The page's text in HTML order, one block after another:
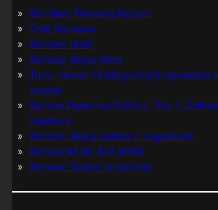
Bat-Man: Pierwszy Rycerz
Grób Batmana
Batman: Hush
Batman: Wojna Cieni
Tuzy Jokera: 13 klasycznych opowieści
klaunie
Batman Detective Comics, Tom 1:
Uwertura
Batman: Wojna żartów z zagadkami
Batman #445-447, #480
Batman: Śmierć w rodzinie